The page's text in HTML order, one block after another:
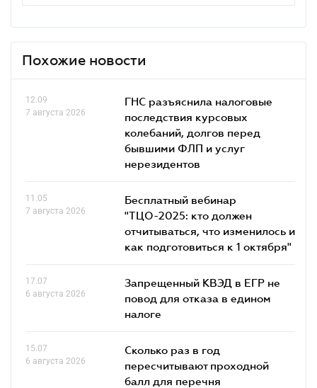
Похожие новости
12.09
7 августа 2026
ГНС разъяснила налоговые
последствия курсовых
колебаний, долгов перед
бывшими ФЛП и услуг
нерезидентов
11.05
7 августа 2026
Бесплатный вебинар
"ТЦО-2025: кто должен
отчитываться, что изменилось и
как подготовиться к 1 октября"
17.07
6 августа 2026
Запрещенный КВЭД в ЕГР не
повод для отказа в едином
налоге
15.07
6 августа 2026
Сколько раз в год
пересчитывают проходной
балл для перечня